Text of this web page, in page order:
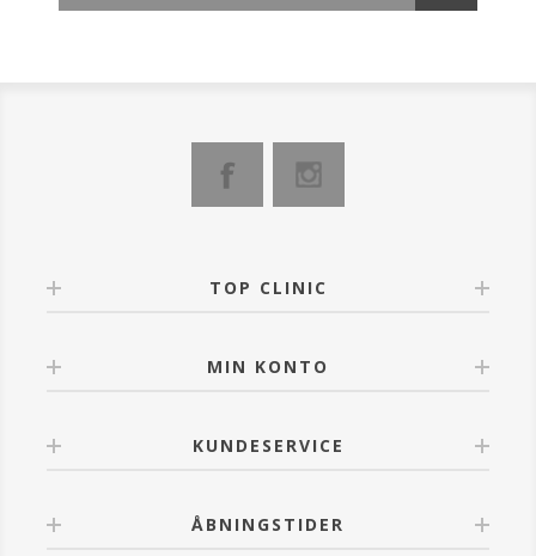
- Renser og forbereder huden
- Vitamin E: Fugtgivende antioxidant, der beskytter
massér blidt på ansigt og hals. Skyl grundigt af med
Giv din hud den pleje, den fortjener – prøv Rejuvenate
TOP CLINIC
MIN KONTO
KUNDESERVICE
ÅBNINGSTIDER